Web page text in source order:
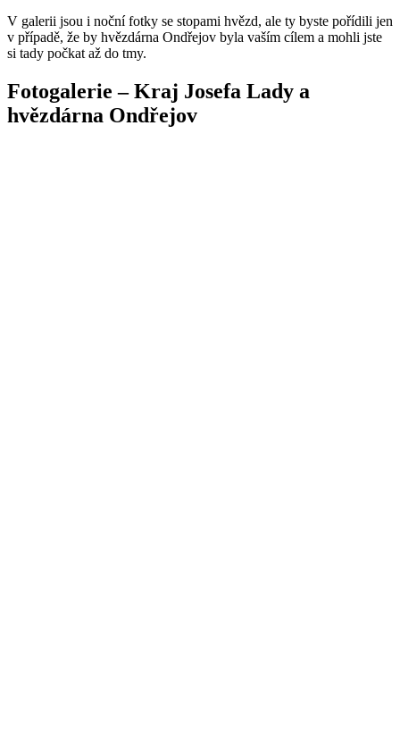
V galerii jsou i noční fotky se stopami hvězd, ale ty byste pořídili jen
v případě, že by hvězdárna Ondřejov byla vaším cílem a mohli jste
si tady počkat až do tmy.
Fotogalerie – Kraj Josefa Lady a
hvězdárna Ondřejov